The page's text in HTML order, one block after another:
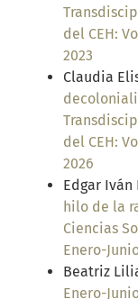
del CEH:
2023
Claudia
del CEH:
2026
Edgar Iván
hilo de la
Ciencias
Enero-
Beatriz
Enero-